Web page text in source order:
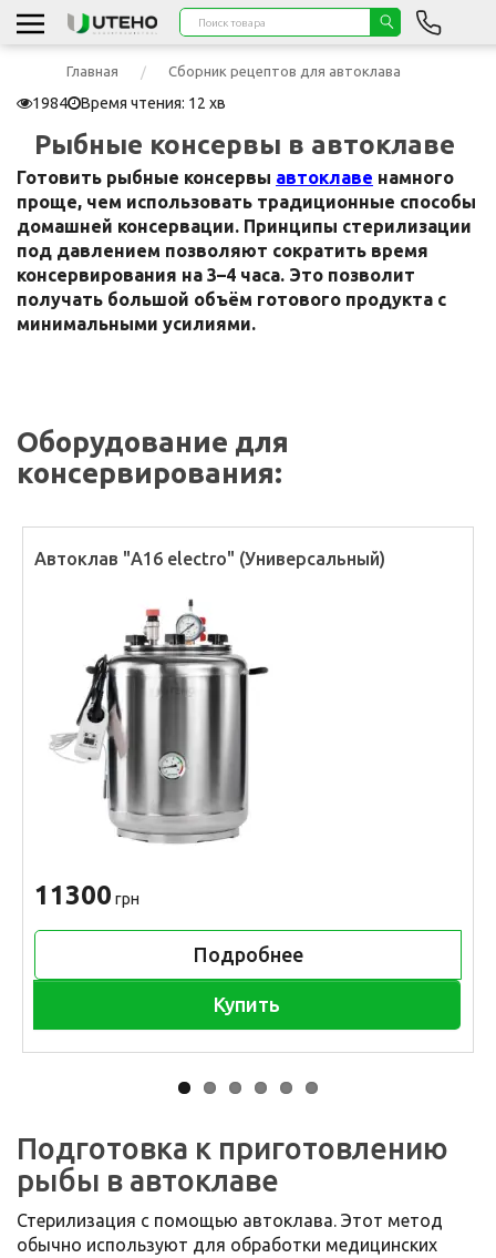
Главная Сборник рецептов для автоклава
1984 Время чтения: 12 хв
Рыбные консервы в автоклаве
Готовить рыбные консервы автоклаве намного
проще, чем использовать традиционные способы
домашней консервации. Принципы стерилизации
под давлением позволяют сократить время
консервирования на 3–4 часа. Это позволит
получать большой объём готового продукта с
минимальными усилиями.
Оборудование для
консервирования:
Автоклав "А16 electro" (Универсальный)
11300 грн
Подробнее
Купить
Подготовка к приготовлению
рыбы в автоклаве
Стерилизация с помощью автоклава. Этот метод
обычно используют для обработки медицинских